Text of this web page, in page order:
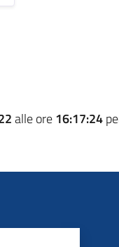
alle ore16:17:24